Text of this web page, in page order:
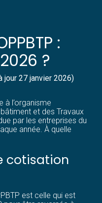
:
?
jour 27 janvier 2026)
à l’organisme
et des Travaux
par les entreprises du
année. À quelle
cotisation
est celle qui est